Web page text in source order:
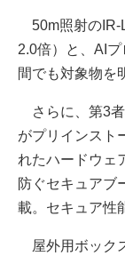
50m照射のIR-
2.0倍）と、AI
間でも対象物を
さらに、第3者
がプリインスト
れたハードウェ
防ぐセキュアブ
載。セキュア性
屋外用ボック